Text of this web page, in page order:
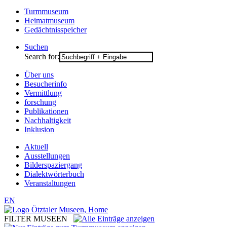
Turmmuseum
Heimatmuseum
Gedächtnisspeicher
Suchen
Search for:
Über uns
Besucherinfo
Vermittlung
forschung
Publikationen
Nachhaltigkeit
Inklusion
Aktuell
Ausstellungen
Bilderspaziergang
Dialektwörterbuch
Veranstaltungen
EN
FILTER MUSEEN